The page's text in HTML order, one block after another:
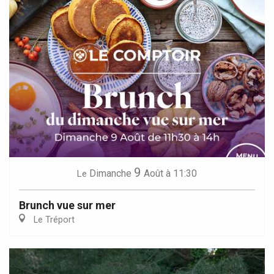
Le Dimanche 9 Août à 11:30
Brunch vue sur mer
Le Tréport